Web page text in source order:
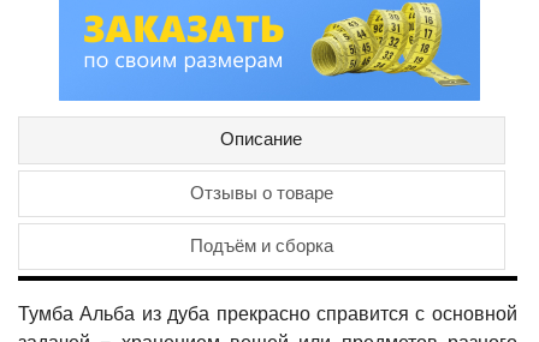
Описание
Отзывы о товаре
Подъём и сборка
Тумба Альба из дуба прекрасно справится с основной